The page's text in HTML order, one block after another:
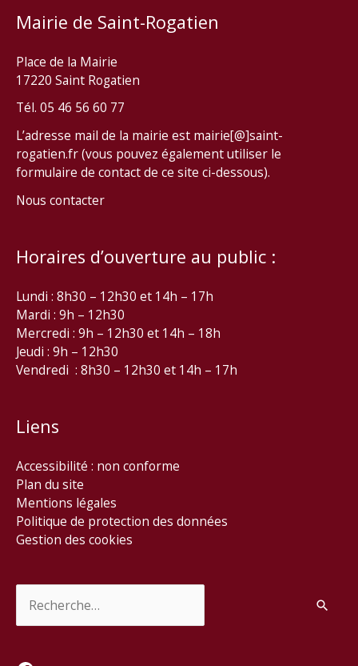
Mairie de Saint-Rogatien
Place de la Mairie
17220 Saint Rogatien
Tél. 05 46 56 60 77
L’adresse mail de la mairie est mairie[@]saint-
rogatien.fr (vous pouvez également utiliser le
formulaire de contact de ce site ci-dessous).
Nous contacter
Horaires d’ouverture au public :
Lundi : 8h30 – 12h30 et 14h – 17h
Mardi : 9h – 12h30
Mercredi : 9h – 12h30 et 14h – 18h
Jeudi : 9h – 12h30
Vendredi : 8h30 – 12h30 et 14h – 17h
Liens
Accessibilité : non conforme
Plan du site
Mentions légales
Politique de protection des données
Gestion des cookies